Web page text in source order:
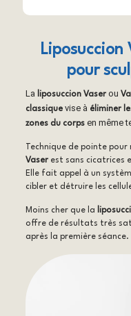
Liposuccion
pour
La liposuccion Vaser ou
classiquevise à éliminer
zones du corpsen même
Technique de pointe
Vaserest sans cicatrices
Elle fait appel à un
cibler et détruire les
Moins cher que la
offre de résultats très
après la première séance.